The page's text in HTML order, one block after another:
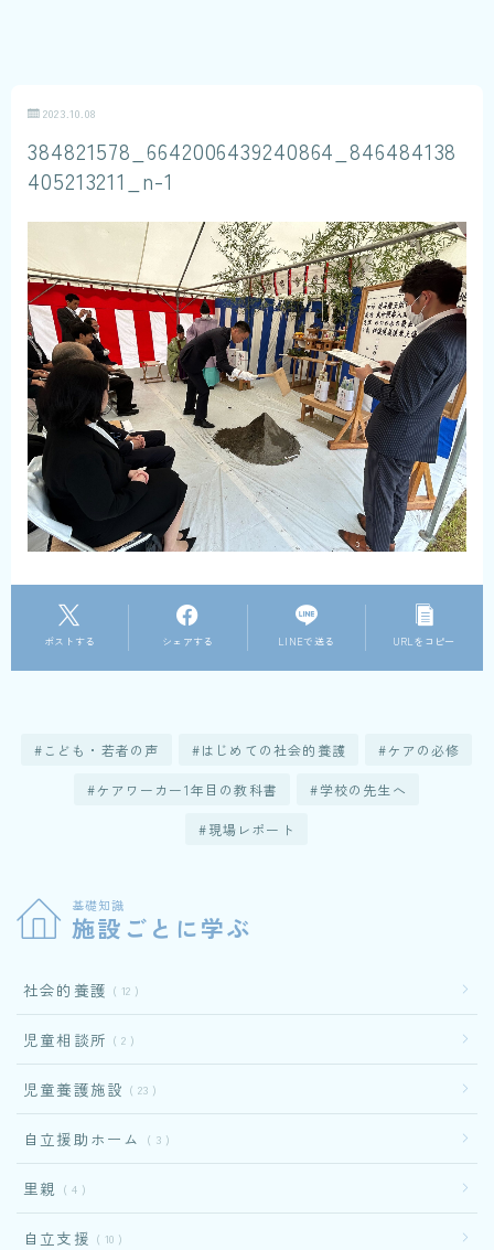
2023.10.08
384821578_6642006439240864_846484138
405213211_n-1
ポストする シェアする LINEで送る URLをコピー
こども・若者の声 はじめての社会的養護 ケアの必修
ケアワーカー1年目の教科書 学校の先生へ
現場レポート
基礎知識
施設ごとに学ぶ
社会的養護 12
児童相談所 2
児童養護施設 23
自立援助ホーム 3
里親 4
自立支援 10